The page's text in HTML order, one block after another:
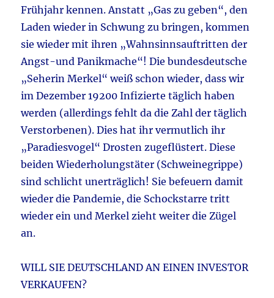
Frühjahr kennen. Anstatt „Gas zu geben“, den
Laden wieder in Schwung zu bringen, kommen
sie wieder mit ihren „Wahnsinnsauftritten der
Angst-und Panikmache“! Die bundesdeutsche
„Seherin Merkel“ weiß schon wieder, dass wir
im Dezember 19200 Infizierte täglich haben
werden (allerdings fehlt da die Zahl der täglich
Verstorbenen). Dies hat ihr vermutlich ihr
„Paradiesvogel“ Drosten zugeflüstert. Diese
beiden Wiederholungstäter (Schweinegrippe)
sind schlicht unerträglich! Sie befeuern damit
wieder die Pandemie, die Schockstarre tritt
wieder ein und Merkel zieht weiter die Zügel
an.
WILL SIE DEUTSCHLAND AN EINEN INVESTOR
VERKAUFEN?